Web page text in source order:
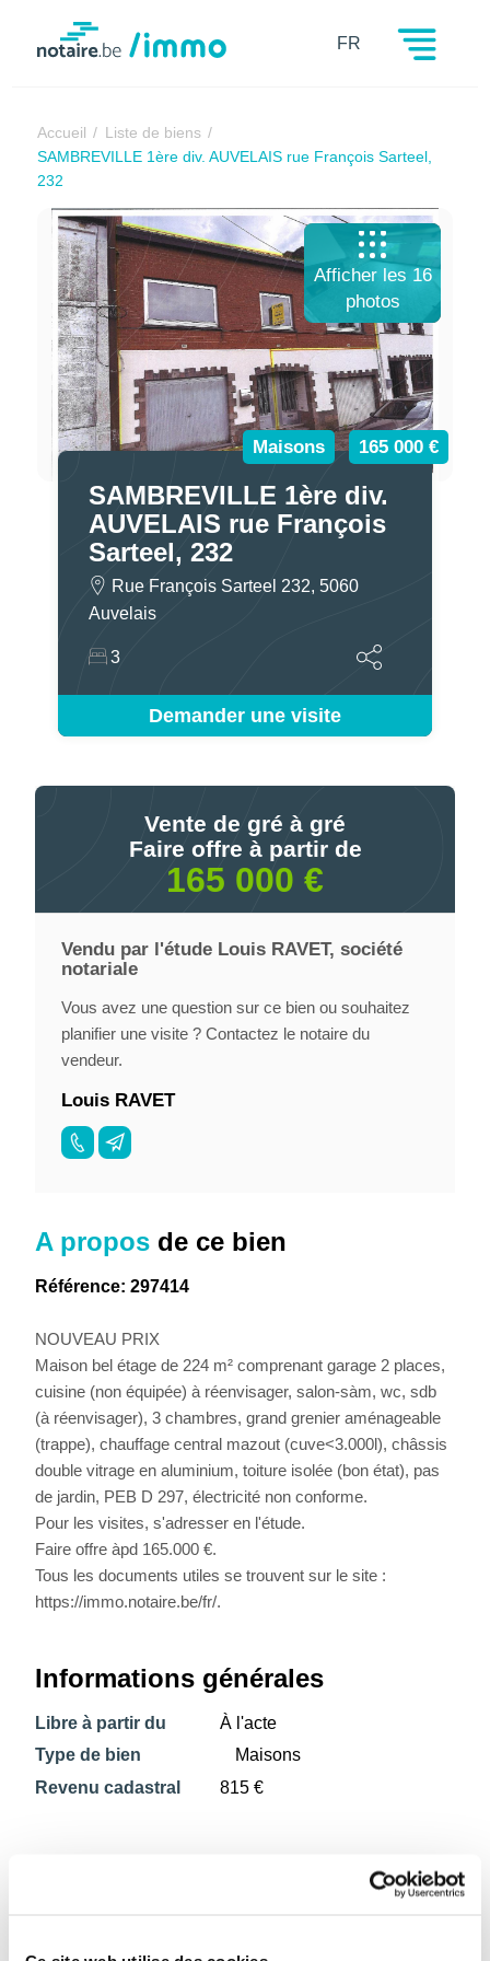
Notaire.be FR
Accueil
Liste de biens
SAMBREVILLE 1ère div. AUVELAIS rue François Sarteel,
232
Maisons 165 000 €
SAMBREVILLE 1ère div.
AUVELAIS rue François
Sarteel, 232
Rue François Sarteel 232, 5060
Auvelais
3
Demander une visite
Afficher les 16
photos
A propos de ce bien
Référence: 297414
NOUVEAU PRIX
Maison bel étage de 224 m² comprenant garage 2 places,
cuisine (non équipée) à réenvisager, salon-sàm, wc, sdb
(à réenvisager), 3 chambres, grand grenier aménageable
(trappe), chauffage central mazout (cuve<3.000l), châssis
double vitrage en aluminium, toiture isolée (bon état), pas
de jardin, PEB D 297, électricité non conforme.
Pour les visites, s'adresser en l'étude.
Faire offre àpd 165.000 €.
Tous les documents utiles se trouvent sur le site :
https://immo.notaire.be/fr/.
Informations générales
Libre à partir du
À l'acte
Type de bien
Maisons
Revenu cadastral
815 €
Vente de gré à gré
Faire offre à partir de
165 000 €
Vendu par l'étude Louis RAVET, société
notariale
Vous avez une question sur ce bien ou souhaitez
planifier une visite ? Contactez le notaire du
vendeur.
Louis RAVET